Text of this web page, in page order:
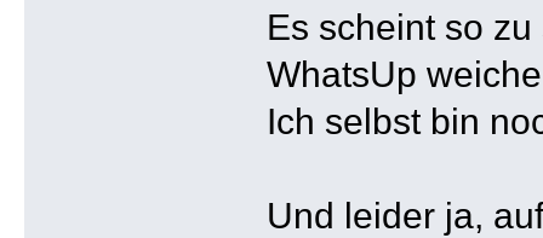
Es scheint so
WhatsUp
Ich selbst bin
Und leider ja,